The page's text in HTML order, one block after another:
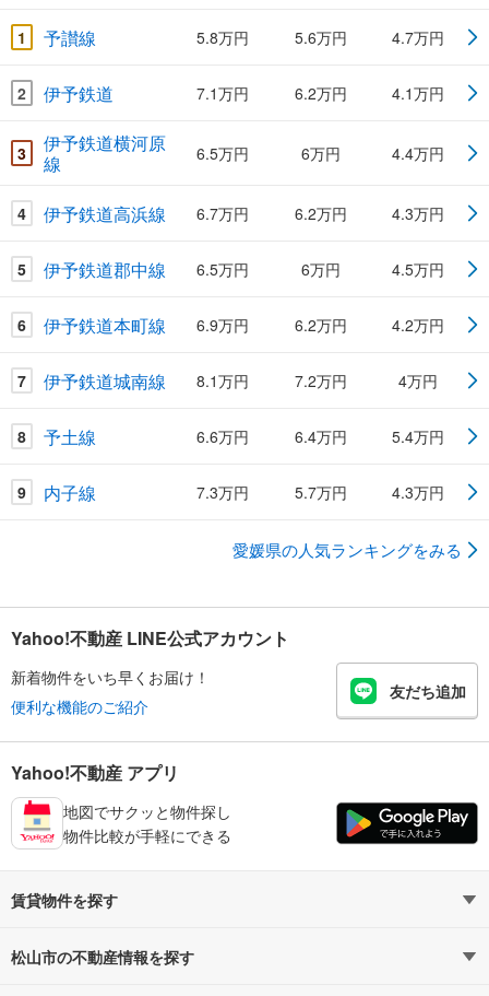
1 予讃線 5.8万円 5.6万円 4.7万円
2 伊予鉄道 7.1万円 6.2万円 4.1万円
3
伊予鉄道横河原
線
6.5万円 6万円 4.4万円
4 伊予鉄道高浜線 6.7万円 6.2万円 4.3万円
5 伊予鉄道郡中線 6.5万円 6万円 4.5万円
6 伊予鉄道本町線 6.9万円 6.2万円 4.2万円
7 伊予鉄道城南線 8.1万円 7.2万円 4万円
8 予土線 6.6万円 6.4万円 5.4万円
9 内子線 7.3万円 5.7万円 4.3万円
愛媛県の人気ランキングをみる
Yahoo!不動産 LINE公式アカウント
新着物件をいち早くお届け！
便利な機能のご紹介
友だち追加
Yahoo!不動産 アプリ
地図でサクッと物件探し
物件比較が手軽にできる
賃貸物件を探す
路線・駅から探す
松山市の不動産情報を探す